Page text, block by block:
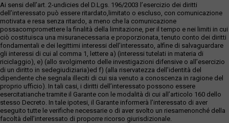
Ai sensi dell’art. 2-undicies del D.Lgs. 196/2003 l’esercizio dei diritti
dell’interessato può essere ritardato,limitato o escluso, con comunicazione
motivata e resa senza ritardo, a meno che la comunicazione
possacompromettere la finalità della limitazione, per il tempo e nei limiti in cui
ciò costituisca una misuranecessaria e proporzionata, tenuto conto dei diritti
fondamentali e dei legittimi interessi dell’interessato, alfine di salvaguardare
gli interessi di cui al comma 1, lettere a) (interessi tutelati in materia di
riciclaggio), e) (allo svolgimento delle investigazioni difensive o all’esercizio
di un diritto in sedegiudiziaria)ed f) (alla riservatezza dell’identità del
dipendente che segnala illeciti di cui sia venuto a conoscenza in ragione del
proprio ufficio). In tali casi, i diritti dell’interessato possono essere
esercitatianche tramite il Garante con le modalità di cui all’articolo 160 dello
stesso Decreto. In tale ipotesi, il Garante informerà l’interessato di aver
eseguito tutte le verifiche necessarie o di aver svolto un riesamenonché della
facoltà dell’interessato di proporre ricorso giurisdizionale.